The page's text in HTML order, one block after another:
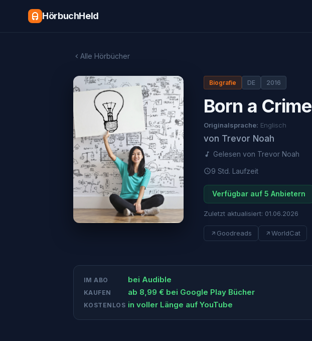
HörbuchHeld
Alle Hörbücher
Biografie DE 2016
Born a Crime
Originalsprache: Englisch
von Trevor Noah
Gelesen von Trevor Noah
9 Std. Laufzeit
Verfügbar auf 5 Anbietern
Zuletzt aktualisiert: 01.06.2026
Goodreads WorldCat
IM ABO bei Audible
KAUFEN ab 8,99 € bei Google Play Bücher
KOSTENLOS in voller Länge auf YouTube